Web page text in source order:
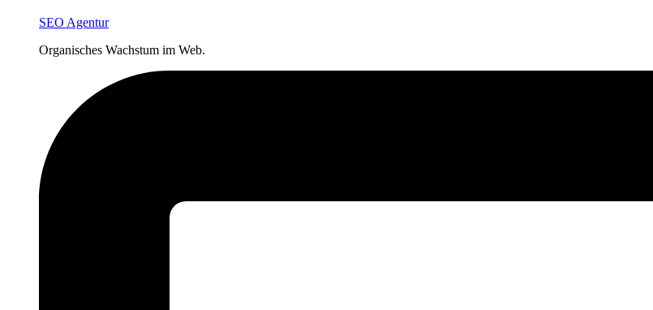
SEO Agentur
Organisches Wachstum im Web.